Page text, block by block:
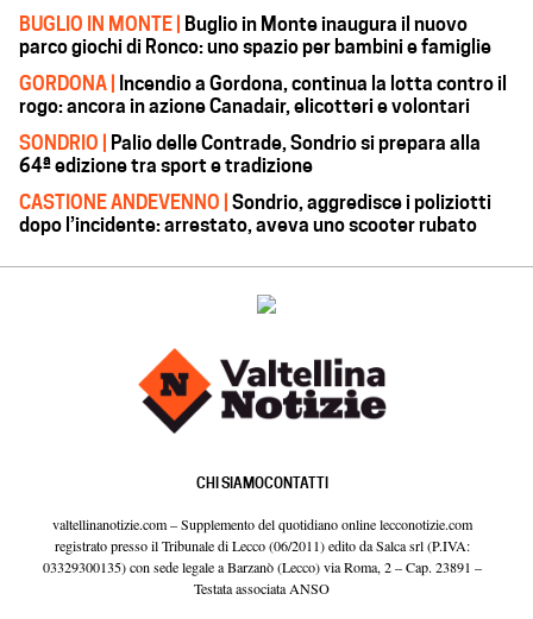
BUGLIO IN MONTE | Buglio in Monte inaugura il nuovo
parco giochi di Ronco: uno spazio per bambini e famiglie
GORDONA | Incendio a Gordona, continua la lotta contro il
rogo: ancora in azione Canadair, elicotteri e volontari
SONDRIO | Palio delle Contrade, Sondrio si prepara alla
64ª edizione tra sport e tradizione
CASTIONE ANDEVENNO | Sondrio, aggredisce i poliziotti
dopo l’incidente: arrestato, aveva uno scooter rubato
CHI SIAMOCONTATTI
valtellinanotizie.com – Supplemento del quotidiano online lecconotizie.com
registrato presso il Tribunale di Lecco (06/2011) edito da Salca srl (P.IVA:
03329300135) con sede legale a Barzanò (Lecco) via Roma, 2 – Cap. 23891 –
Testata associata ANSO